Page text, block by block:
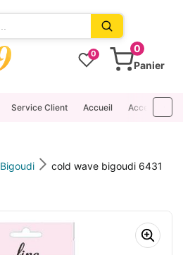
0
0
Panier
Service Client Accueil Accessoires
Bigoudi cold wave bigoudi 6431